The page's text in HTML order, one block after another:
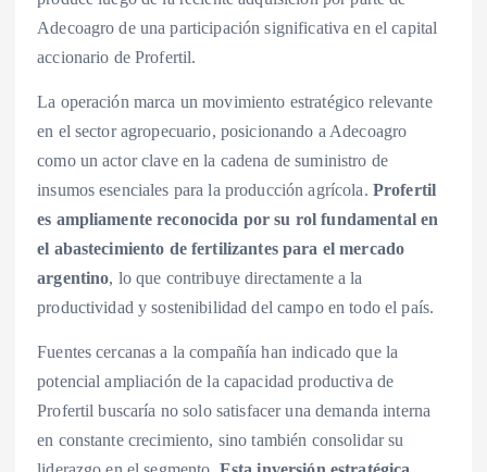
Adecoagro de una participación significativa en el capital
accionario de Profertil.
La operación marca un movimiento estratégico relevante
en el sector agropecuario, posicionando a Adecoagro
como un actor clave en la cadena de suministro de
insumos esenciales para la producción agrícola. Profertil
es ampliamente reconocida por su rol fundamental en
el abastecimiento de fertilizantes para el mercado
argentino, lo que contribuye directamente a la
productividad y sostenibilidad del campo en todo el país.
Fuentes cercanas a la compañía han indicado que la
potencial ampliación de la capacidad productiva de
Profertil buscaría no solo satisfacer una demanda interna
en constante crecimiento, sino también consolidar su